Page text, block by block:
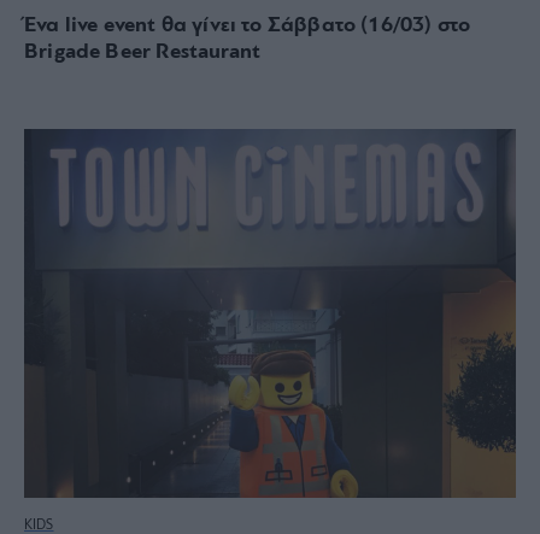
Ένα live event θα γίνει το Σάββατο (16/03) στο
Brigade Beer Restaurant
KIDS